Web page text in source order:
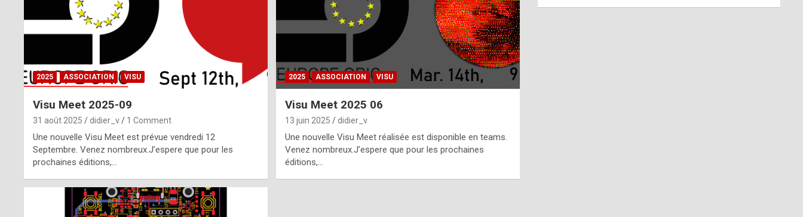
2025 ASSOCIATION VISU
Visu Meet 2025-09
31 août 2025 didier_v 1 Comment
Une nouvelle Visu Meet est prévue vendredi 12
Septembre. Venez nombreux.J’espere que pour les
prochaines éditions,…
2025 ASSOCIATION VISU
Visu Meet 2025 06
13 juin 2025 didier_v
Une nouvelle Visu Meet réalisée est disponible en teams.
Venez nombreux.J’espere que pour les prochaines
éditions,…